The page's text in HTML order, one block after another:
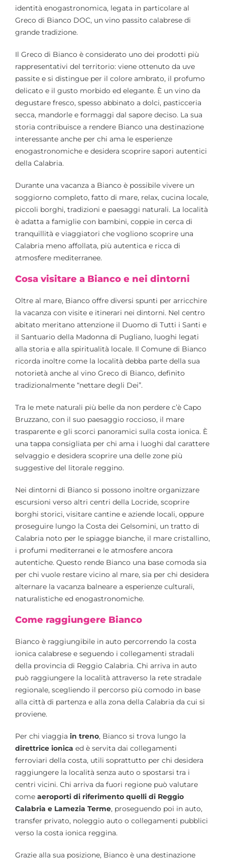
identità enogastronomica, legata in particolare al
Greco di Bianco DOC, un vino passito calabrese di
grande tradizione.
Il Greco di Bianco è considerato uno dei prodotti più
rappresentativi del territorio: viene ottenuto da uve
passite e si distingue per il colore ambrato, il profumo
delicato e il gusto morbido ed elegante. È un vino da
degustare fresco, spesso abbinato a dolci, pasticceria
secca, mandorle e formaggi dal sapore deciso. La sua
storia contribuisce a rendere Bianco una destinazione
interessante anche per chi ama le esperienze
enogastronomiche e desidera scoprire sapori autentici
della Calabria.
Durante una vacanza a Bianco è possibile vivere un
soggiorno completo, fatto di mare, relax, cucina locale,
piccoli borghi, tradizioni e paesaggi naturali. La località
è adatta a famiglie con bambini, coppie in cerca di
tranquillità e viaggiatori che vogliono scoprire una
Calabria meno affollata, più autentica e ricca di
atmosfere mediterranee.
Cosa visitare a Bianco e nei dintorni
Oltre al mare, Bianco offre diversi spunti per arricchire
la vacanza con visite e itinerari nei dintorni. Nel centro
abitato meritano attenzione il Duomo di Tutti i Santi e
il Santuario della Madonna di Pugliano, luoghi legati
alla storia e alla spiritualità locale. Il Comune di Bianco
ricorda inoltre come la località debba parte della sua
notorietà anche al vino Greco di Bianco, definito
tradizionalmente “nettare degli Dei”.
Tra le mete naturali più belle da non perdere c’è Capo
Bruzzano, con il suo paesaggio roccioso, il mare
trasparente e gli scorci panoramici sulla costa ionica. È
una tappa consigliata per chi ama i luoghi dal carattere
selvaggio e desidera scoprire una delle zone più
suggestive del litorale reggino.
Nei dintorni di Bianco si possono inoltre organizzare
escursioni verso altri centri della Locride, scoprire
borghi storici, visitare cantine e aziende locali, oppure
proseguire lungo la Costa dei Gelsomini, un tratto di
Calabria noto per le spiagge bianche, il mare cristallino,
i profumi mediterranei e le atmosfere ancora
autentiche. Questo rende Bianco una base comoda sia
per chi vuole restare vicino al mare, sia per chi desidera
alternare la vacanza balneare a esperienze culturali,
naturalistiche ed enogastronomiche.
Come raggiungere Bianco
Bianco è raggiungibile in auto percorrendo la costa
ionica calabrese e seguendo i collegamenti stradali
della provincia di Reggio Calabria. Chi arriva in auto
può raggiungere la località attraverso la rete stradale
regionale, scegliendo il percorso più comodo in base
alla città di partenza e alla zona della Calabria da cui si
proviene.
Per chi viaggia in treno, Bianco si trova lungo la
direttrice ionica ed è servita dai collegamenti
ferroviari della costa, utili soprattutto per chi desidera
raggiungere la località senza auto o spostarsi tra i
centri vicini. Chi arriva da fuori regione può valutare
come aeroporti di riferimento quelli di Reggio
Calabria e Lamezia Terme, proseguendo poi in auto,
transfer privato, noleggio auto o collegamenti pubblici
verso la costa ionica reggina.
Grazie alla sua posizione, Bianco è una destinazione